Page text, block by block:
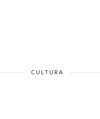
CULTURA